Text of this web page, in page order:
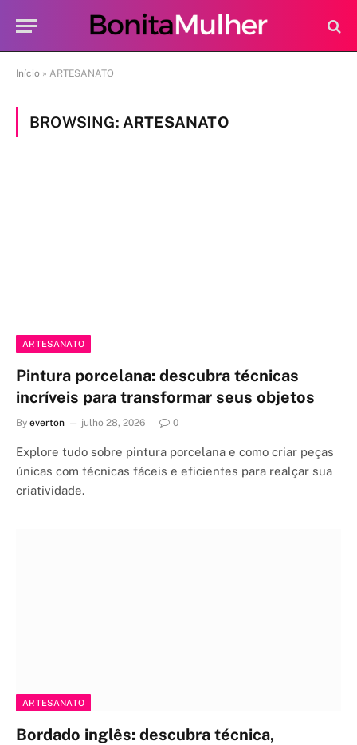
Início » ARTESANATO
BROWSING: ARTESANATO
ARTESANATO
Pintura porcelana: descubra técnicas
incríveis para transformar seus objetos
By everton julho 28, 2026 0
Explore tudo sobre pintura porcelana e como criar peças
únicas com técnicas fáceis e eficientes para realçar sua
criatividade.
ARTESANATO
Bordado inglês: descubra técnica,